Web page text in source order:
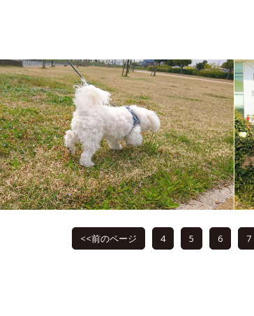
<<前のページ 4 5 6 7